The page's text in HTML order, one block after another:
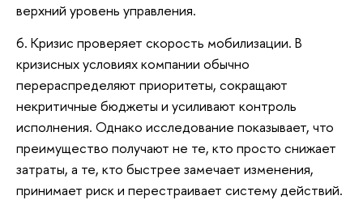
верхний уровень управления.
6. Кризис проверяет скорость мобилизации. В
кризисных условиях компании обычно
перераспределяют приоритеты, сокращают
некритичные бюджеты и усиливают контроль
исполнения. Однако исследование показывает, что
преимущество получают не те, кто просто снижает
затраты, а те, кто быстрее замечает изменения,
принимает риск и перестраивает систему действий.